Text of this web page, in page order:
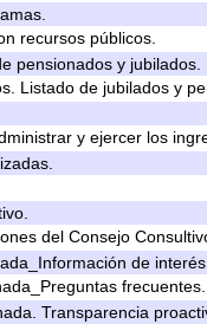
recursos públicos.
pensionados y jubilados.
Listado de jubilados y
y ejercer los
del Consejo
de
frecuentes.
Transparencia